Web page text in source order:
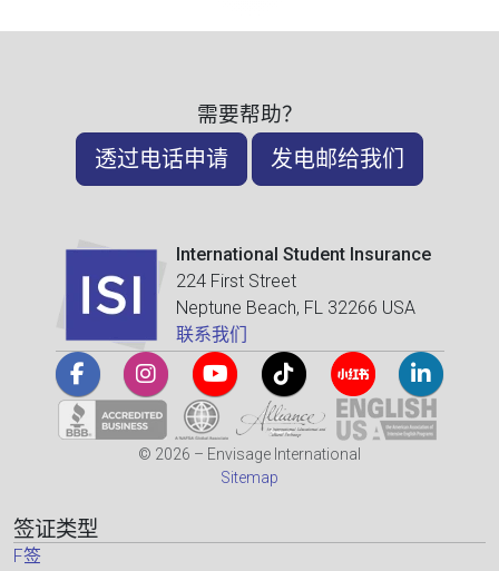
需要帮助？
透过电话申请 发电邮给我们
International Student Insurance
224 First Street
Neptune Beach, FL 32266 USA
联系我们
© 2026 – Envisage International
Sitemap
签证类型
F签